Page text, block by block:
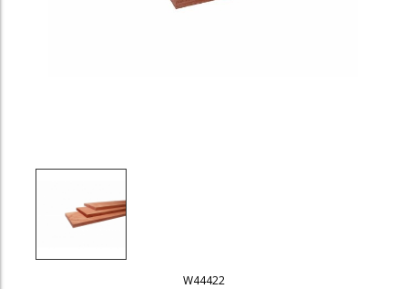
W44422